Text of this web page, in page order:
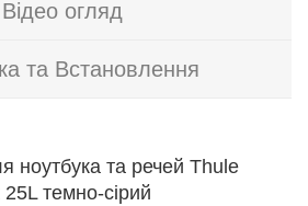
Відео огляд
та Встановлення
ноутбука та речей Thule
темно-сірий